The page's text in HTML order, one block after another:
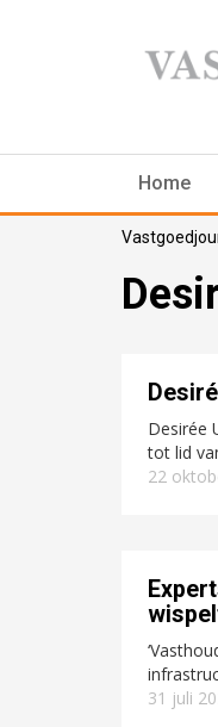
Home
Desirée
tot lid
22
31 juli